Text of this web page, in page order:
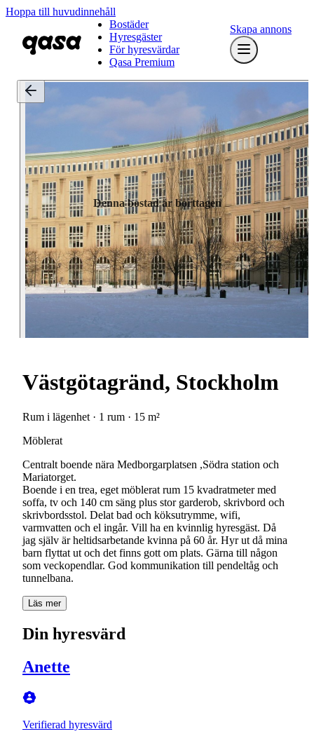
Hoppa till huvudinnehåll
Bostäder
Hyresgäster
För hyresvärdar
Qasa Premium
Skapa annons
Denna bostad är borttagen
Västgötagränd, Stockholm
Rum i lägenhet · 1 rum · 15 m²
Möblerat
Centralt boende nära Medborgarplatsen ,Södra station och
Mariatorget.
Boende i en trea, eget möblerat rum 15 kvadratmeter med
soffa, tv och 140 cm säng plus stor garderob, skrivbord och
skrivbordsstol. Delat bad och köksutrymme, wifi,
varmvatten och el ingår. Vill ha en kvinnlig hyresgäst. Då
jag själv är heltidsarbetande kvinna på 60 år. Hyr ut då mina
barn flyttat ut och det finns gott om plats. Gärna till någon
som veckopendlar. God kommunikation till pendeltåg och
tunnelbana.
Läs mer
Din hyresvärd
Anette
Verifierad hyresvärd